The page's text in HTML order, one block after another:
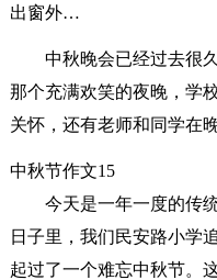
出窗外…
中秋晚会已经过去很
那个充满欢笑的夜晚，学
关怀，还有老师和同学在
中秋节作文15
今天是一年一度的传
日子里，我们民安路小学
起过了一个难忘中秋节。